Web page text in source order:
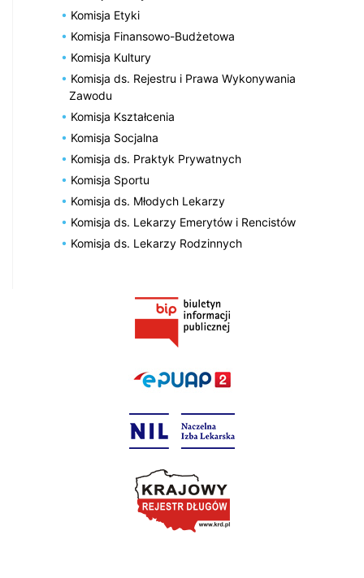
Komisja Etyki
Komisja Finansowo-Budżetowa
Komisja Kultury
Komisja ds. Rejestru i Prawa Wykonywania
Zawodu
Komisja Kształcenia
Komisja Socjalna
Komisja ds. Praktyk Prywatnych
Komisja Sportu
Komisja ds. Młodych Lekarzy
Komisja ds. Lekarzy Emerytów i Rencistów
Komisja ds. Lekarzy Rodzinnych